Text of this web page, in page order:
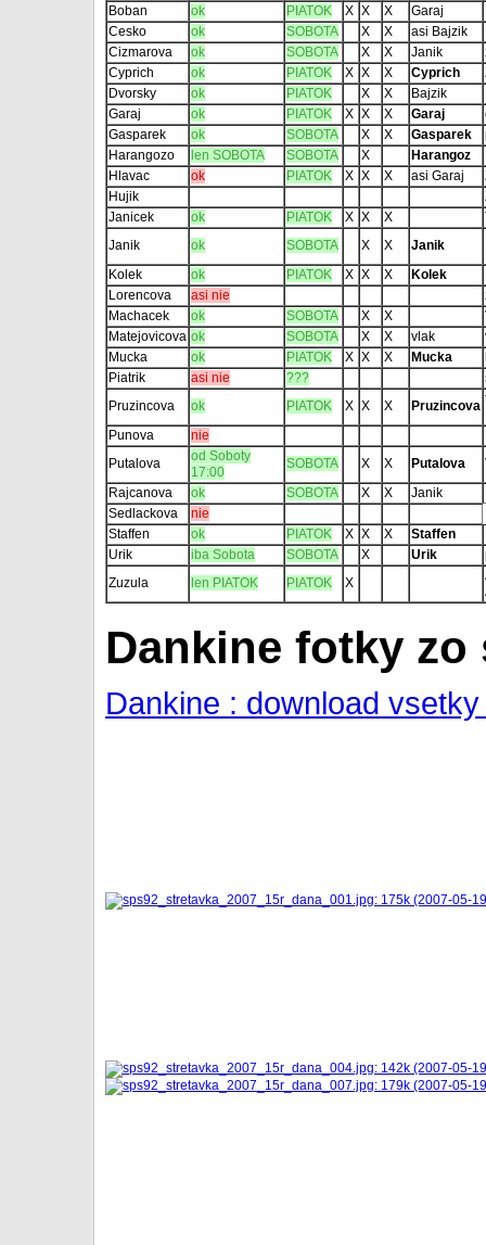
Boban
ok PIATOK X X X Garaj
Cesko
ok SOBOTA X X asi Bajzik
Cizmarova
ok SOBOTA X X Janik
Cyprich
ok PIATOK X X X Cyprich
Dvorsky
ok PIATOK X X Bajzik
Garaj
ok PIATOK X X X Garaj
Gasparek
ok SOBOTA X X Gasparek
Harangozo
len SOBOTA SOBOTA X Harangoz
Hlavac
ok PIATOK X X X asi Garaj
Hujik
Janicek
ok PIATOK X X X
Janik
ok SOBOTA X X Janik
Kolek
ok PIATOK X X X Kolek
Lorencova
asi nie
Machacek
ok SOBOTA X X
Matejovicova ok SOBOTA X X vlak
Mucka
ok PIATOK X X X Mucka
Piatrik
asi nie ???
Pruzincova
ok PIATOK X X X Pruzincova
Punova
nie
Putalova
od Soboty
17:00
SOBOTA X X Putalova
Rajcanova
ok SOBOTA X X Janik
Sedlackova
nie
Staffen
ok PIATOK X X X Staffen
Urik
iba Sobota SOBOTA X Urik
Zuzula
len PIATOK PIATOK X
Dankine fotky zo
Dankine : download